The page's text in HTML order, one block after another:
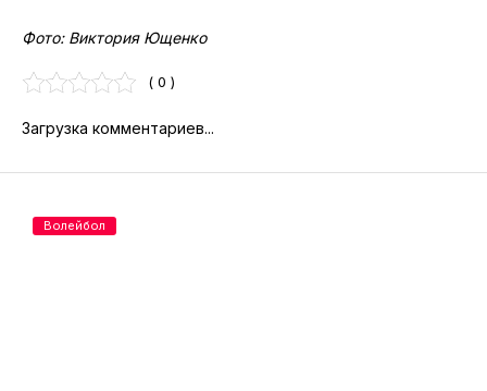
Фото: Виктория Ющенко
( 0 )
Загрузка комментариев...
Волейбол